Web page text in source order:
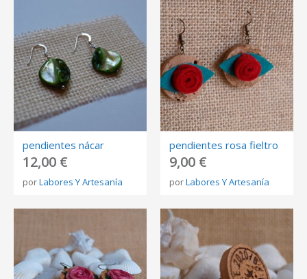
pendientes nácar
12,00 €
porLabores Y Artesanía
pendientes rosa fieltro
9,00 €
porLabores Y Artesanía